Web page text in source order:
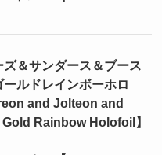
ズ＆サンダース＆ブース
ールドレインボーホロ
and Jolteon and
Rainbow Holofoil】